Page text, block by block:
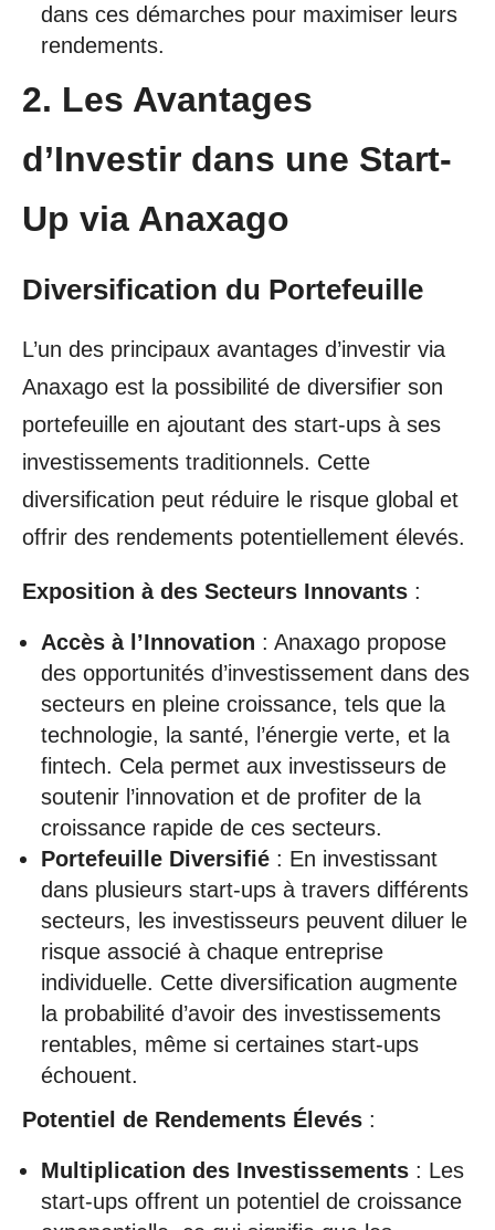
dans ces démarches pour maximiser leurs
rendements.
2. Les Avantages
d’Investir dans une Start-
Up via Anaxago
Diversification du Portefeuille
L’un des principaux avantages d’investir via
Anaxago est la possibilité de diversifier son
portefeuille en ajoutant des start-ups à ses
investissements traditionnels. Cette
diversification peut réduire le risque global et
offrir des rendements potentiellement élevés.
Exposition à des Secteurs Innovants :
Accès à l’Innovation : Anaxago propose
des opportunités d’investissement dans des
secteurs en pleine croissance, tels que la
technologie, la santé, l’énergie verte, et la
fintech. Cela permet aux investisseurs de
soutenir l’innovation et de profiter de la
croissance rapide de ces secteurs.
Portefeuille Diversifié : En investissant
dans plusieurs start-ups à travers différents
secteurs, les investisseurs peuvent diluer le
risque associé à chaque entreprise
individuelle. Cette diversification augmente
la probabilité d’avoir des investissements
rentables, même si certaines start-ups
échouent.
Potentiel de Rendements Élevés :
Multiplication des Investissements : Les
start-ups offrent un potentiel de croissance